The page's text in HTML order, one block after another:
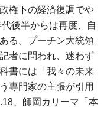
権下の経済復調でや
後半からは再度、自
る。プーチン大統領
者に問われ、迷わず
書には「我々の未来
専門家の主張が引用
、師岡カリーマ「本